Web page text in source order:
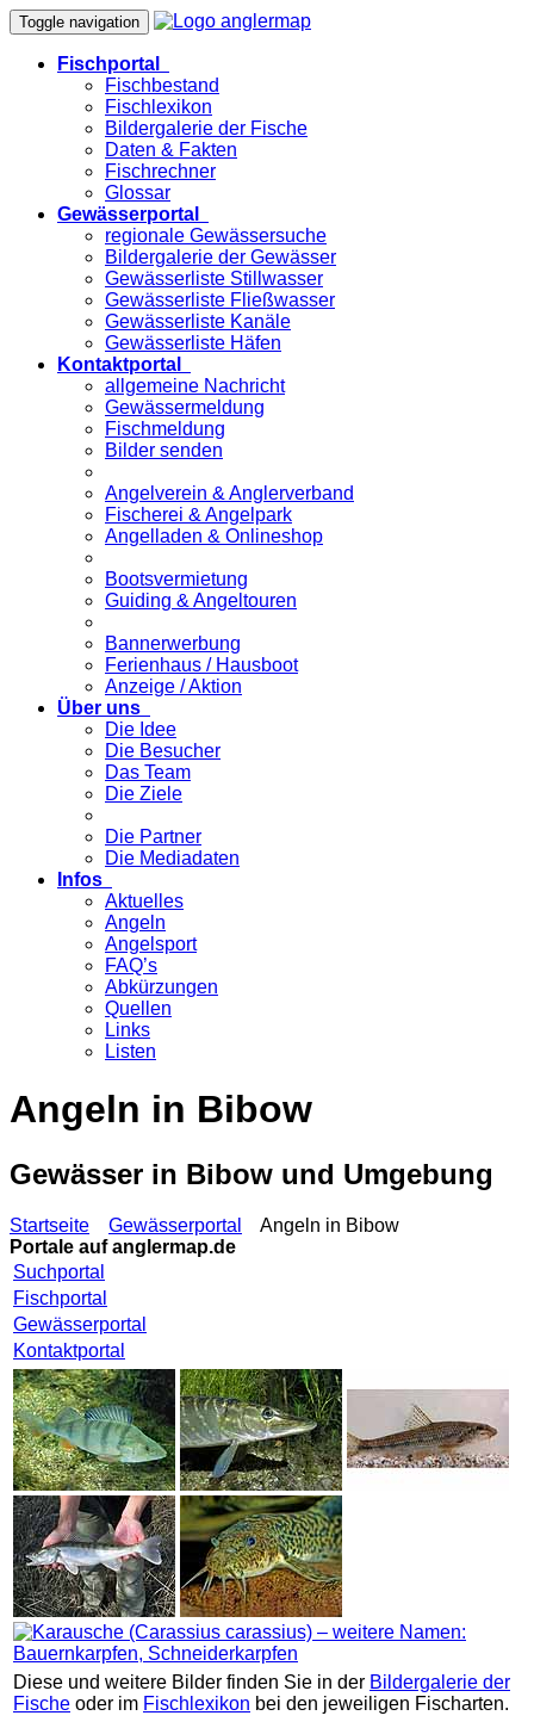
Toggle navigation
Fischportal
Fischbestand
Fischlexikon
Bildergalerie der Fische
Daten & Fakten
Fischrechner
Glossar
Gewässerportal
regionale Gewässersuche
Bildergalerie der Gewässer
Gewässerliste Stillwasser
Gewässerliste Fließwasser
Gewässerliste Kanäle
Gewässerliste Häfen
Kontaktportal
allgemeine Nachricht
Gewässermeldung
Fischmeldung
Bilder senden
Angelverein & Anglerverband
Fischerei & Angelpark
Angelladen & Onlineshop
Bootsvermietung
Guiding & Angeltouren
Bannerwerbung
Ferienhaus / Hausboot
Anzeige / Aktion
Über uns
Die Idee
Die Besucher
Das Team
Die Ziele
Die Partner
Die Mediadaten
Infos
Aktuelles
Angeln
Angelsport
FAQ’s
Abkürzungen
Quellen
Links
Listen
Angeln in Bibow
Gewässer in Bibow und Umgebung
Startseite Gewässerportal
Angeln in Bibow
Portale aufanglermap.de
Suchportal
Fischportal
Gewässerportal
Kontaktportal
Diese und weitere Bilder finden Sie in der Bildergalerie der
Fische oder im Fischlexikon bei den jeweiligen Fischarten.